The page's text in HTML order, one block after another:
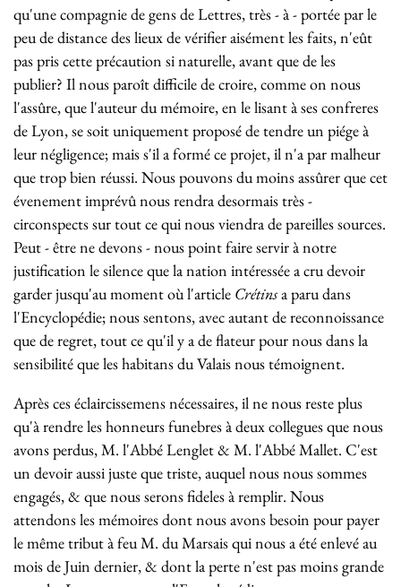
qu'une compagnie de gens de Lettres, très - à - portée par le
peu de distance des lieux de vérifier aisément les faits, n'eût
pas pris cette précaution si naturelle, avant que de les
publier? Il nous paroît difficile de croire, comme on nous
l'assûre, que l'auteur du mémoire, en le lisant à ses confreres
de Lyon, se soit uniquement proposé de tendre un piége à
leur négligence; mais s'il a formé ce projet, il n'a par malheur
que trop bien réussi. Nous pouvons du moins assûrer que cet
évenement imprévû nous rendra desormais très -
circonspects sur tout ce qui nous viendra de pareilles sources.
Peut - être ne devons - nous point faire servir à notre
justification le silence que la nation intéressée a cru devoir
garder jusqu'au moment où l'article Crétinsa paru dans
l'Encyclopédie; nous sentons, avec autant de reconnoissance
que de regret, tout ce qu'il y a de flateur pour nous dans la
sensibilité que les habitans du Valais nous témoignent.
Après ces éclaircissemens nécessaires, il ne nous reste plus
qu'à rendre les honneurs funebres à deux collegues que nous
avons perdus, M. l'Abbé Lenglet & M. l'Abbé Mallet. C'est
un devoir aussi juste que triste, auquel nous nous sommes
engagés, & que nous serons fideles à remplir. Nous
attendons les mémoires dont nous avons besoin pour payer
le même tribut à feu M. du Marsais qui nous a été enlevé au
mois de Juin dernier, & dont la perte n'est pas moins grande